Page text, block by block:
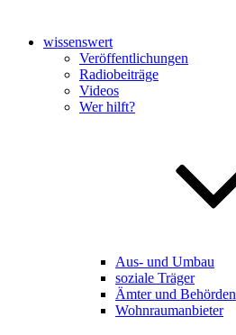
wissenswert
Veröffentlichungen
Radiobeiträge
Videos
Wer hilft?
Aus- und Umbau
soziale Träger
Ämter und Behörden
Wohnraumanbieter